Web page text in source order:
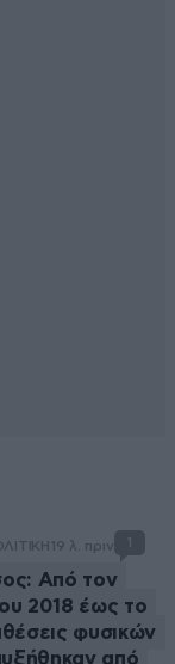
19 λ. πριν 1
Από τον
2018 έως το
φυσικών
από